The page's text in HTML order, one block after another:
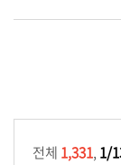
안
전체 1,331, 1/